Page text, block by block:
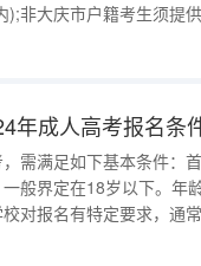
);非大庆市户籍考生须提
住证);学历证书(报考专
年成人高考报名条
需满足如下基本条件：
般界定在18岁以下。年
对报名有特定要求，通
知识和学习能力上的连续